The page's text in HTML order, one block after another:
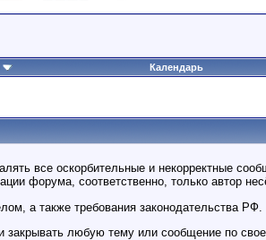
Календарь
все оскорбительные и некорректные
форума, соответственно, только автор
а также требования законодательства РФ.
закрывать любую тему или сообщение по